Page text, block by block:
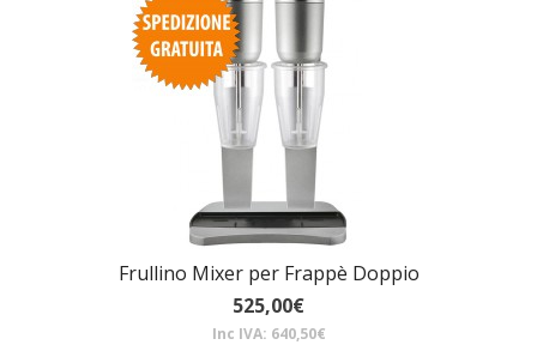
Frullino Mixer per Frappè Doppio
525,00€
Inc IVA: 640,50€